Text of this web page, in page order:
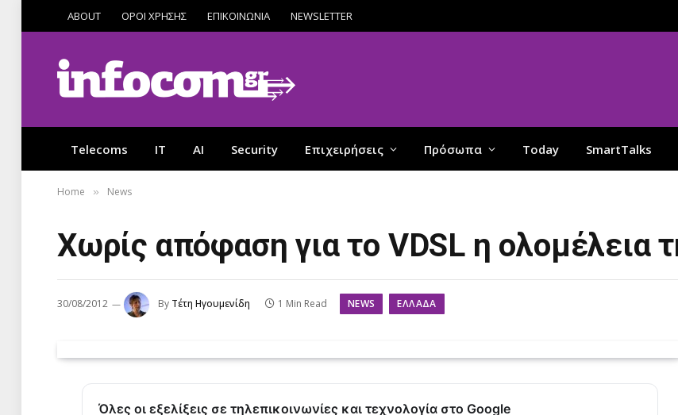
ABOUT ΟΡΟΙ ΧΡΗΣΗΣ ΕΠΙΚΟΙΝΩΝΙΑ NEWSLETTER
Telecoms IT AI Security Επιχειρήσεις Πρόσωπα Today SmartTalks
Home » News
Χωρίς απόφαση για το VDSL η ολομέλεια
30/08/2012 By Τέτη Ηγουμενίδη 1 Min Read NEWS ΕΛΛΆΔΑ
Όλες οι εξελίξεις σε τηλεπικοινωνίες και τεχνολογία στο Google